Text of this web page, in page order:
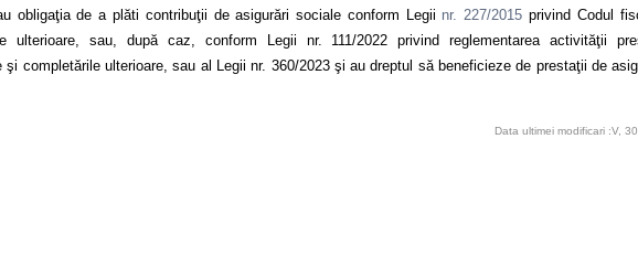
obligaţia de a plăti contribuţii de asigurări sociale conform Legii nr. 227/2015 privind Codul
ulterioare, sau, după caz, conform Legii nr. 111/2022 privind reglementarea activităţii
şi completările ulterioare, sau al Legii nr. 360/2023 şi au dreptul să beneficieze de prestaţii de
Data ultimei modificari :V,